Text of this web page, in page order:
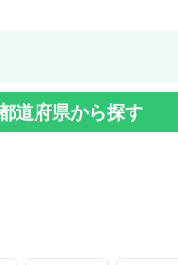
道府県から探す